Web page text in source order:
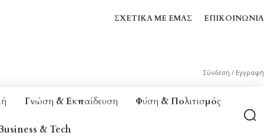
ΣΧΕΤΙΚΆ ΜΕ ΕΜΆΣ ΕΠΙΚΟΙΝΩΝΊΑ
Σύνδεση / Εγγραφή
Γνώση & Εκπαίδευση Φύση & Πολιτισμός
& Tech